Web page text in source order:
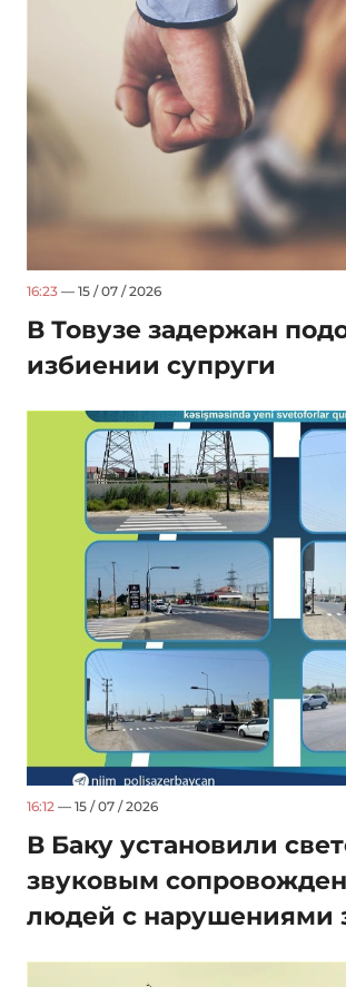
16:23 — 15 / 07 / 2026
В Товузе задержан
избиении супруги
16:12 — 15 / 07 / 2026
В Баку установили
звуковым
людей с нарушениями